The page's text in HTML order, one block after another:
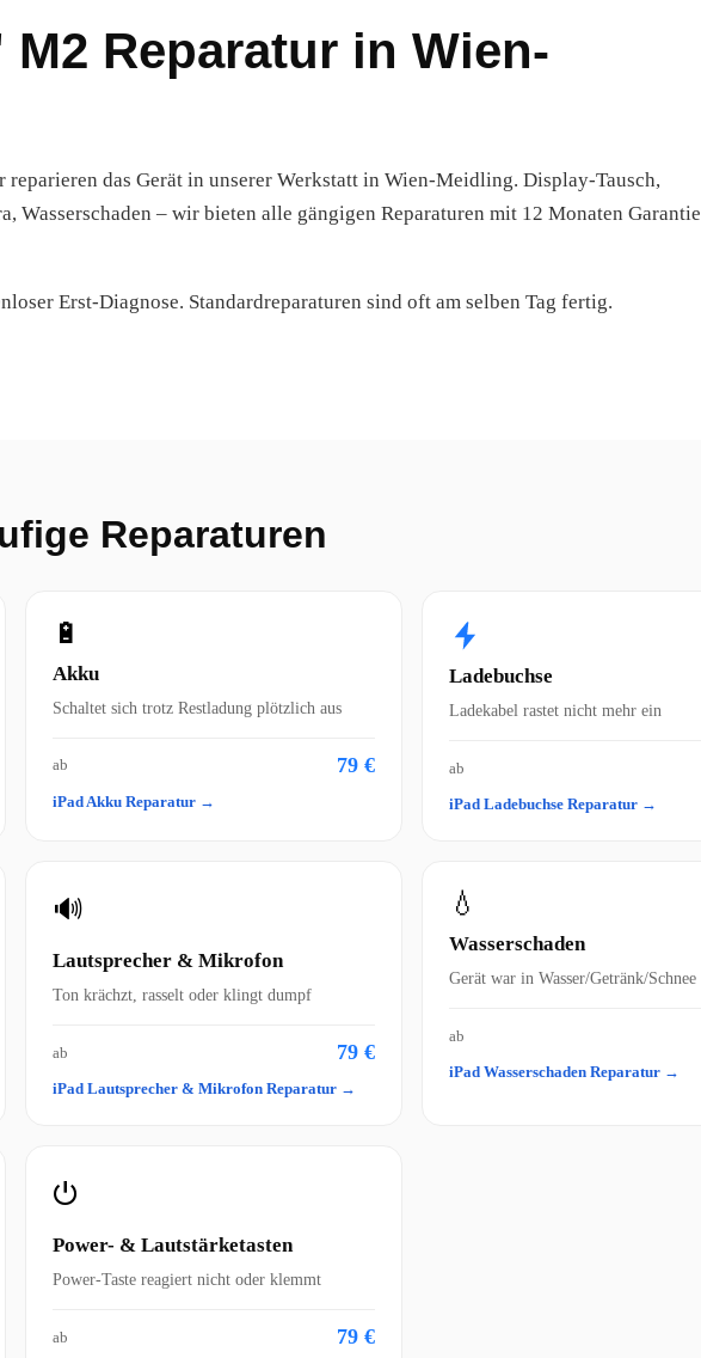
M2 Reparatur in Wien-
reparieren das Gerät in unserer Werkstatt in Wien-Meidling. Display-Tausch,
Wasserschaden – wir bieten alle gängigen Reparaturen mit 12 Monaten Garantie
Erst-Diagnose. Standardreparaturen sind oft am selben Tag fertig.
Reparaturen
🔋
Akku
Schaltet sich trotz Restladung plötzlich aus
ab 79 €
iPad Akku Reparatur →
Ladebuchse
Ladekabel rastet nicht mehr ein
ab
iPad Ladebuchse Reparatur →
🔊
Lautsprecher & Mikrofon
Ton krächzt, rasselt oder klingt dumpf
ab 79 €
iPad Lautsprecher & Mikrofon Reparatur →
💧
Wasserschaden
Gerät war in Wasser/Getränk/Schnee
ab
iPad Wasserschaden Reparatur →
⏻
Power- & Lautstärketasten
Power-Taste reagiert nicht oder klemmt
ab 79 €